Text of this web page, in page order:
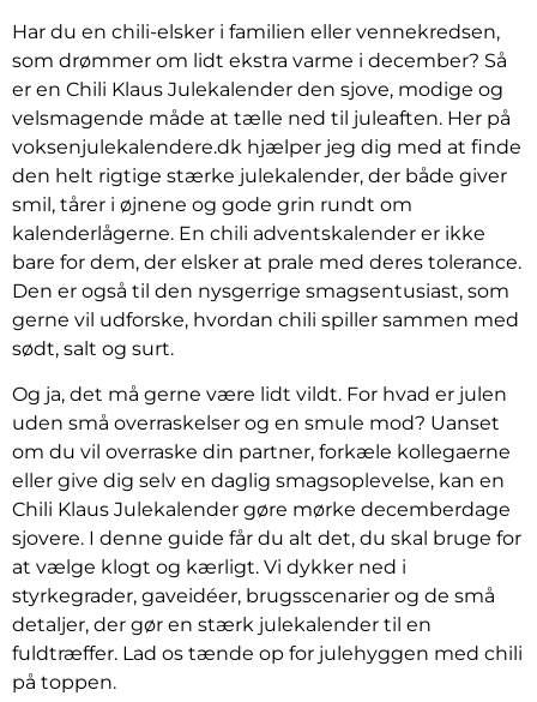
Har du en chili-elsker i familien eller vennekredsen,
som drømmer om lidt ekstra varme i december? Så
er en Chili Klaus Julekalender den sjove, modige og
velsmagende måde at tælle ned til juleaften. Her på
voksenjulekalendere.dk hjælper jeg dig med at finde
den helt rigtige stærke julekalender, der både giver
smil, tårer i øjnene og gode grin rundt om
kalenderlågerne. En chili adventskalender er ikke
bare for dem, der elsker at prale med deres tolerance.
Den er også til den nysgerrige smagsentusiast, som
gerne vil udforske, hvordan chili spiller sammen med
sødt, salt og surt.
Og ja, det må gerne være lidt vildt. For hvad er julen
uden små overraskelser og en smule mod? Uanset
om du vil overraske din partner, forkæle kollegaerne
eller give dig selv en daglig smagsoplevelse, kan en
Chili Klaus Julekalender gøre mørke decemberdage
sjovere. I denne guide får du alt det, du skal bruge for
at vælge klogt og kærligt. Vi dykker ned i
styrkegrader, gaveidéer, brugsscenarier og de små
detaljer, der gør en stærk julekalender til en
fuldtræffer. Lad os tænde op for julehyggen med chili
på toppen.